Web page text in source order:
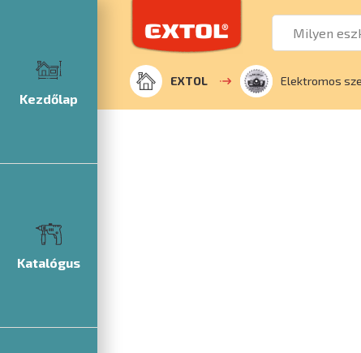
Kezdőlap
Katalógus
EXTOL Elektromos